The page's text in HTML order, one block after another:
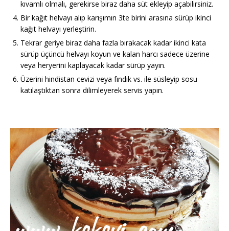
kıvamlı olmalı, gerekirse biraz daha süt ekleyip açabilirsiniz.
Bir kağıt helvayı alıp karışımın 3te birini arasına sürüp ikinci
kağıt helvayı yerleştirin.
Tekrar geriye biraz daha fazla bırakacak kadar ikinci kata
sürüp üçüncü helvayı koyun ve kalan harcı sadece üzerine
veya heryerini kaplayacak kadar sürüp yayın.
Üzerini hindistan cevizi veya fındık vs. ile süsleyip sosu
katılaştıktan sonra dilimleyerek servis yapın.